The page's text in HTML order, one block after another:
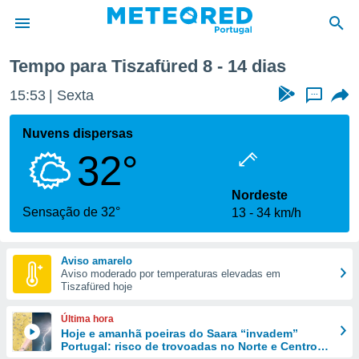
da
foi
fornecidas
a este
das
e
forma
digital
Tempo para Tiszafüred 8 - 14 dias
15:53 Sexta ...
Nuvens dispersas
32°
Sensação de 32°
Nordeste
13
34 km/h
Aviso amarelo
Aviso moderado por temperaturas elevadas em
Tiszafüred hoje
Última hora
Hoje e amanhã poeiras do Saara “invadem”
Portugal: risco de trovoadas no Norte e Centro